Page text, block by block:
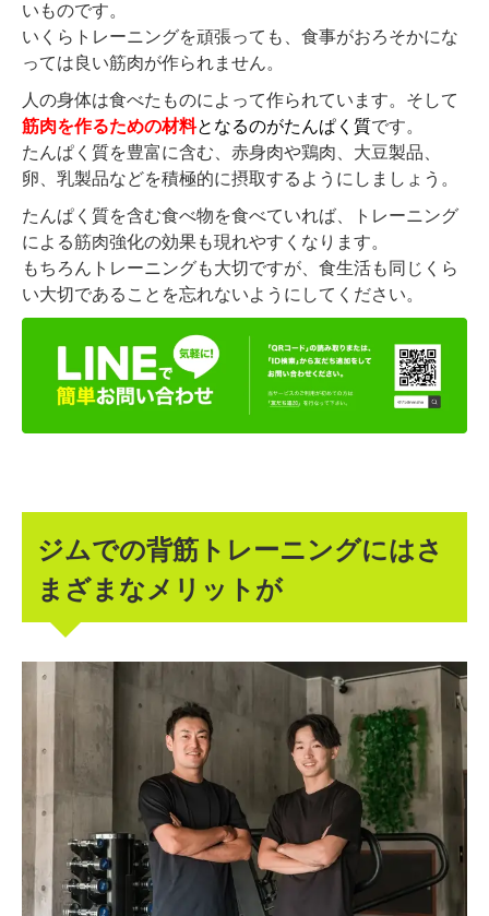
いものです。
いくらトレーニングを頑張っても、食事がおろそかにな
っては良い筋肉が作られません。
人の身体は食べたものによって作られています。そして
筋肉を作るための材料となるのがたんぱく質です。
たんぱく質を豊富に含む、赤身肉や鶏肉、大豆製品、
卵、乳製品などを積極的に摂取するようにしましょう。
たんぱく質を含む食べ物を食べていれば、トレーニング
による筋肉強化の効果も現れやすくなります。
もちろんトレーニングも大切ですが、食生活も同じくら
い大切であることを忘れないようにしてください。
ジムでの背筋トレーニングにはさ
まざまなメリットが